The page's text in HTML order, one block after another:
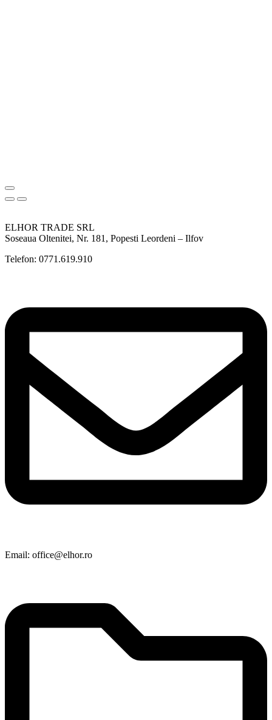
ELHOR TRADE SRL
Soseaua Oltenitei, Nr. 181, Popesti Leordeni – Ilfov
Telefon: 0771.619.910
Email: office@elhor.ro